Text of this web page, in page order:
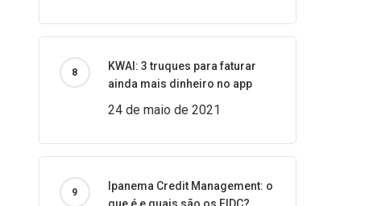
KWAI: 3 truques para faturar
ainda mais dinheiro no app
24 de maio de 2021
Ipanema Credit Management: o